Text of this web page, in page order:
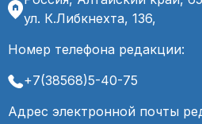
ул. К.Либкнехта, 136,
Номер телефона редакции:
+7(38568)5-40-75
Адрес электронной почты